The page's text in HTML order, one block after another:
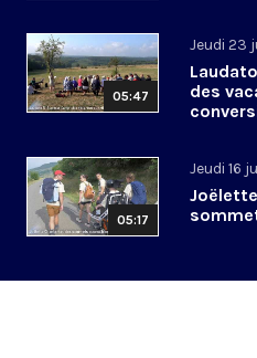
05:47
Jeudi 23
des
05:17
Jeudi 16